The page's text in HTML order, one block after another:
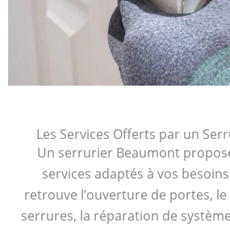
Les Services Offerts par un
Un serrurier Beaumont
services adaptés à vos
retrouve l’ouverture de portes,
serrures, la réparation de